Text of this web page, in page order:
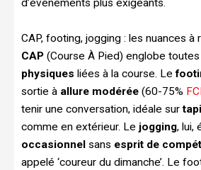
d’événements plus exigeants.
CAP, footing, jogging : les nuances à
CAP (Course À Pied) englobe
physiques liées à la course. Le
sortie à allure modérée (60-75%
tenir une conversation, idéale sur
comme en extérieur. Le jogging, lui,
occasionnel sans esprit de
appelé ‘coureur du dimanche’. Le